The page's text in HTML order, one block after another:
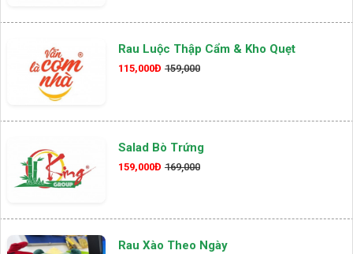
Rau Luộc Thập Cẩm & Kho Quẹt
115,000Đ 159,000
Salad Bò Trứng
159,000Đ 169,000
Rau Xào Theo Ngày